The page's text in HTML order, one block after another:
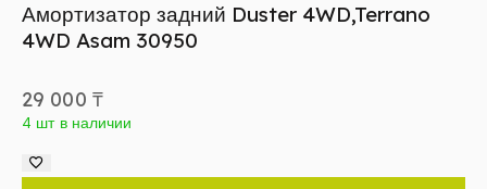
Амортизатор задний Duster 4WD,Terrano
4WD Asam 30950
29 000 ₸
4 шт в наличии